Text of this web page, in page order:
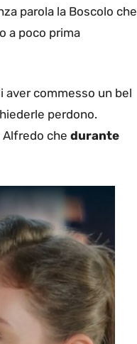
parola la Boscolo che
a poco prima
aver commesso un bel
perdono.
Alfredo che durante